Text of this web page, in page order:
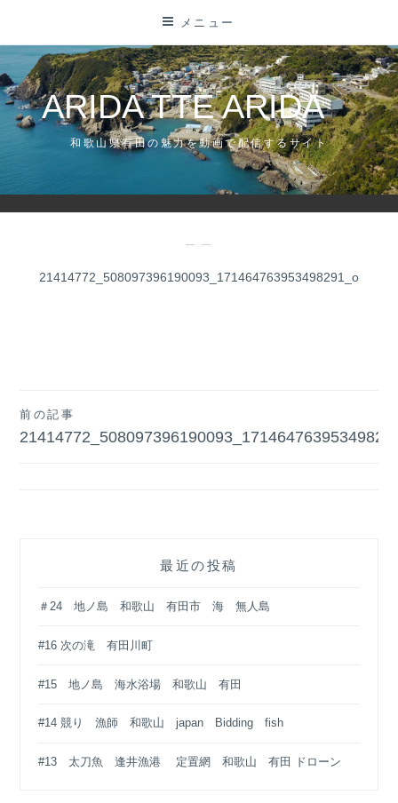
テ
ン
ツ
キ
メニュー
ARIDA TTE ARIDA
和歌山県有田の魅力を動画で配信するサイト
— —
21414772_508097396190093_171464763953498291_o
投
稿
シ
ョ
ン
前の記事
最近の投稿
＃24 地ノ島 和歌山 有田市 海 無人島
#16 次の滝 有田川町
#15 地ノ島 海水浴場 和歌山 有田
#14 競り 漁師 和歌山 japan Bidding fish
#13 太刀魚 逢井漁港 定置網 和歌山 有田 ドローン